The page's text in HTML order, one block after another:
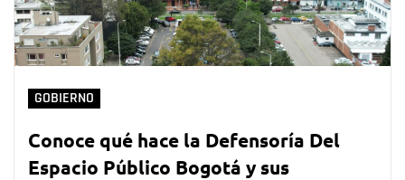
GOBIERNO
Conoce qué hace la Defensoría Del
Espacio Público Bogotá y sus